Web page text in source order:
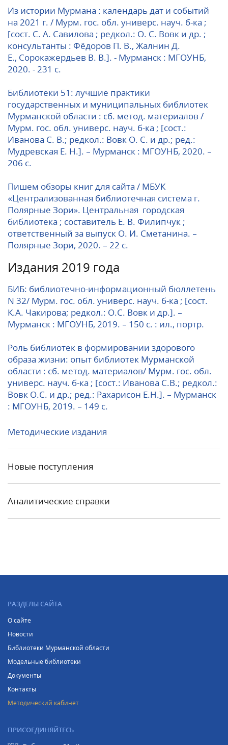
Из истории Мурмана : календарь дат и событий
на 2021 г. / Мурм. гос. обл. универс. науч. б-ка ;
[сост. С. А. Савилова ; редкол.: О. С. Вовк и др. ;
консультанты : Фёдоров П. В., Жалнин Д.
Е., Сорокажердьев В. В.]. - Мурманск : МГОУНБ,
2020. - 231 с.
Библиотеки 51: лучшие практики
государственных и муниципальных библиотек
Мурманской области : сб. метод. материалов /
Мурм. гос. обл. универс. науч. б-ка ; [сост.:
Иванова С. В.; редкол.: Вовк О. С. и др.; ред.:
Мудревская Е. Н.]. – Мурманск : МГОУНБ, 2020. –
206 с.
Пишем обзоры книг для сайта / МБУК
«Централизованная библиотечная система г.
Полярные Зори». Центральная городская
библиотека ; составитель Е. В. Филипчук ;
ответственный за выпуск О. И. Сметанина. –
Полярные Зори, 2020. – 22 с.
Издания 2019 года
БИБ: библиотечно-информационный бюллетень
N 32/ Мурм. гос. обл. универс. науч. б-ка ; [сост.
К.А. Чакирова; редкол.: О.С. Вовк и др.]. –
Мурманск : МГОУНБ, 2019. – 150 с. : ил., портр.
Роль библиотек в формировании здорового
образа жизни: опыт библиотек Мурманской
области : сб. метод. материалов/ Мурм. гос. обл.
универс. науч. б-ка ; [сост.: Иванова С.В.; редкол.:
Вовк О.С. и др.; ред.: Рахарисон Е.Н.]. – Мурманск
: МГОУНБ, 2019. – 149 с.
Методические издания
Новые поступления
Аналитические справки
РАЗДЕЛЫ САЙТА
О сайте
Новости
Библиотеки Мурманской области
Модельные библиотеки
Документы
Контакты
Методический кабинет
ПРИСОЕДИНЯЙТЕСЬ